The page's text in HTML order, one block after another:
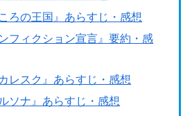
ろの王国』あらすじ・感想
フィクション宣言』要約・感
レスク』あらすじ・感想
ソナ』あらすじ・感想